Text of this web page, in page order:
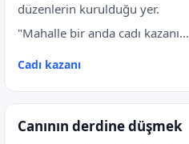
düzenlerin kurulduğu yer.
"Mahalle bir anda cadı kazanı...
Cadı kazanı
Canının derdine düşmek